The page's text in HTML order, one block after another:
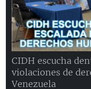
CIDH escucha
violaciones de
Venezuela